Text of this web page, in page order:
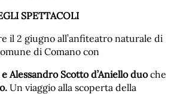
SPETTACOLI
il 2 giugno all’anfiteatro naturale di
di Comano con
Alessandro Scotto d’Aniello duoche
Un viaggio alla scoperta della